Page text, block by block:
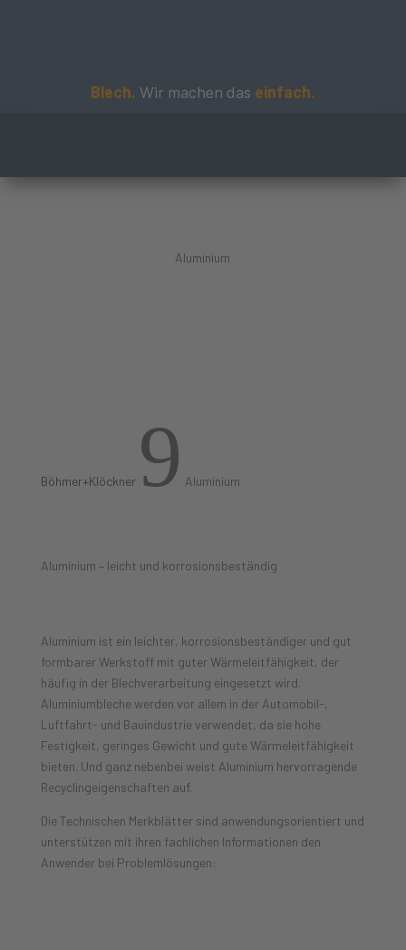
Blech. Wir machen das einfach.
Aluminium
Böhmer+Klöckner 9 Aluminium
Aluminium – leicht und korrosionsbeständig
Aluminium ist ein leichter, korrosionsbeständiger und gut
formbarer Werkstoff mit guter Wärmeleitfähigkeit, der
häufig in der Blechverarbeitung eingesetzt wird.
Aluminiumbleche werden vor allem in der Automobil-,
Luftfahrt- und Bauindustrie verwendet, da sie hohe
Festigkeit, geringes Gewicht und gute Wärmeleitfähigkeit
bieten. Und ganz nebenbei weist Aluminium hervorragende
Recyclingeigenschaften auf.
Die Technischen Merkblätter sind anwendungsorientiert und
unterstützen mit ihren fachlichen Informationen den
Anwender bei Problemlösungen: